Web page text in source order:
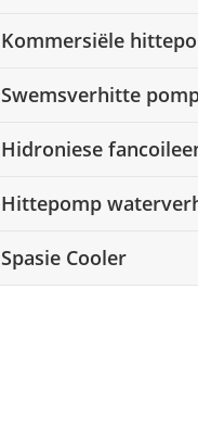
Kommersiële
Swemsverhitte
Hidroniese
Hittepomp
Spasie Cooler